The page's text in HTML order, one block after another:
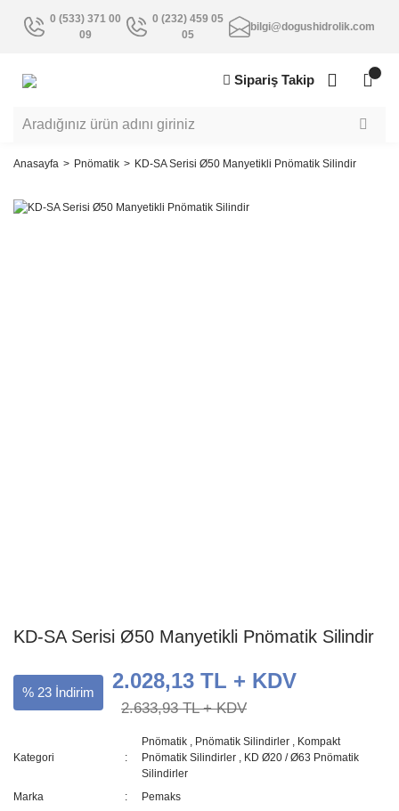
0 (533) 371 00
09
0 (232) 459 05
05
bilgi@dogushidrolik.com
Sipariş Takip
Anasayfa Pnömatik KD-SA Serisi Ø50 Manyetikli Pnömatik Silindir
KD-SA Serisi Ø50 Manyetikli Pnömatik Silindir
% 23 İndirim 2.028,13 TL + KDV
2.633,93 TL + KDV
Kategori
Pnömatik , Pnömatik Silindirler , Kompakt
Pnömatik Silindirler , KD Ø20 / Ø63 Pnömatik
Silindirler
Marka
Pemaks